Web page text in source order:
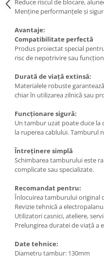
Motocoase
Suflante frunze
Atomizoare si pulverizatoare
Motoburghie
Maturi rotative
Solarii gradina
Solutii depozitare
Cutii depozitare
Mobilier gradina
Canapele de gradina
Scaune gradina
Mese gradina
Sezlonguri
Menține performanțele și
Avantaje:
Compatibilitate perfectă
Produs proiectat special
risc de nepotrivire sau
Durată de viață extinsă:
Materialele robuste
chiar în utilizarea zilnică sau
Funcționare sigură:
Un tambur uzat poate duce la
la ruperea cablului. Tamburul
Întreținere simplă
Schimbarea tamburului este
complicate sau specializate.
Recomandat pentru:
Înlocuirea tamburului original
Revizie tehnică a
Utilizatori casnici, ateliere,
Prelungirea duratei de viață a
Date tehnice:
Diametru tambur: 130mm